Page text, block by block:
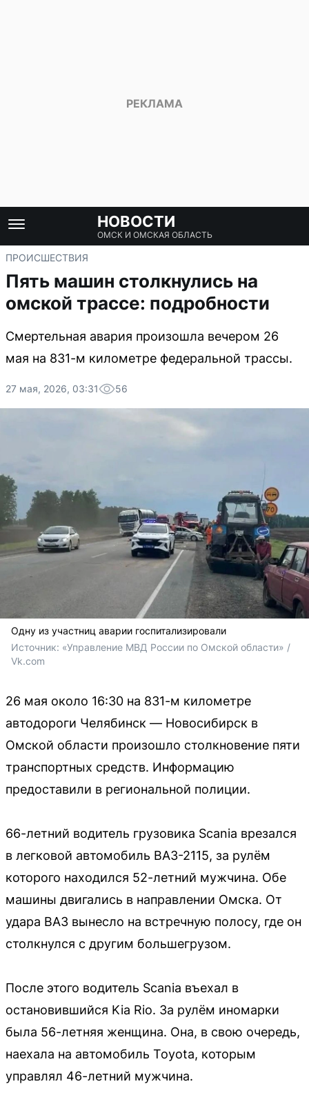
НОВОСТИ
ОМСК И ОМСКАЯ ОБЛАСТЬ
ПРОИСШЕСТВИЯ
Пять машин столкнулись на
омской трассе: подробности
Смертельная авария произошла вечером 26
мая на 831-м километре федеральной трассы.
27 мая, 2026, 03:31 56
Одну из участниц аварии госпитализировали
Источник: «Управление МВД России по Омской области» /
Vk.com
26 мая около 16:30 на 831-м километре
автодороги Челябинск — Новосибирск в
Омской области произошло столкновение пяти
транспортных средств. Информацию
предоставили в региональной полиции.
66-летний водитель грузовика Scania врезался
в легковой автомобиль ВАЗ-2115, за рулём
которого находился 52-летний мужчина. Обе
машины двигались в направлении Омска. От
удара ВАЗ вынесло на встречную полосу, где он
столкнулся с другим большегрузом.
После этого водитель Scania въехал в
остановившийся Kia Rio. За рулём иномарки
была 56-летняя женщина. Она, в свою очередь,
наехала на автомобиль Toyota, которым
управлял 46-летний мужчина.